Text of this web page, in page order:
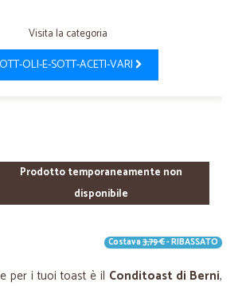
Visita la categoria
OLI-E-SOTT-ACETI-VARI
Prodotto temporaneamente non
disponibile
Costava3,79 €- RIBASSATO
per i tuoi toast è il Conditoast di Berni,